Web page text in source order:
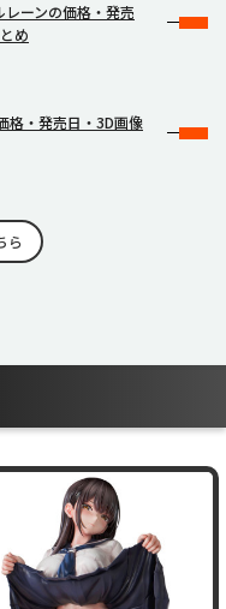
ーンの価格・発売
め
格・発売日・3D画像
ら